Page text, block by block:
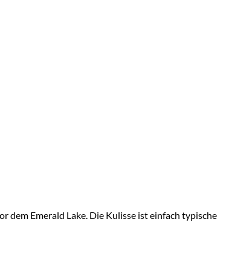
dem Emerald Lake. Die Kulisse ist einfach typische